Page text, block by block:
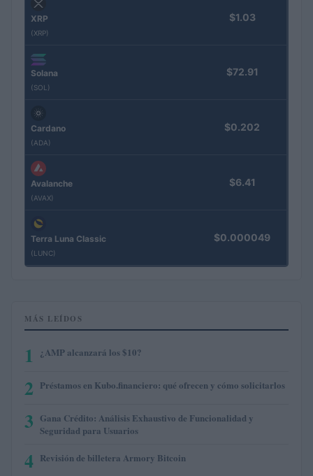
XRP
(XRP)
$1.03
Solana
(SOL)
$72.91
Cardano
(ADA)
$0.202
Avalanche
(AVAX)
$6.41
Terra Luna Classic
(LUNC)
$0.000049
MÁS LEÍDOS
1 ¿AMP alcanzará los $10?
2 Préstamos en Kubo.financiero: qué ofrecen y cómo solicitarlos
3 Gana Crédito: Análisis Exhaustivo de Funcionalidad y
Seguridad para Usuarios
4 Revisión de billetera Armory Bitcoin